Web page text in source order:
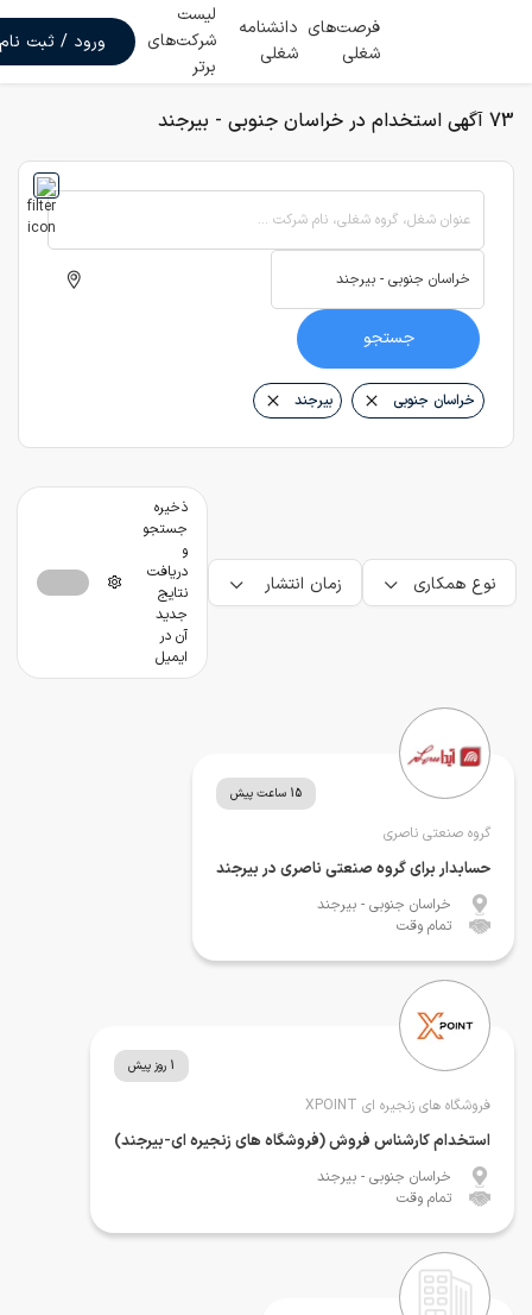
فرصت‌های
شغلی
دانشنامه
شغلی
لیست
شرکت‌های
برتر
ورود / ثبت نام
73 آگهی استخدام در خراسان جنوبی - بیرجند
عنوان شغل، گروه شغلی، نام شرکت ...
جستجو
خراسان جنوبی بیرجند
نوع همکاری زمان انتشار
ذخیره
جستجو
و
دریافت
نتایج
جدید
آن در
ایمیل
15 ساعت پیش
گروه صنعتی ناصری
حسابدار برای گروه صنعتی ناصری در بیرجند
خراسان جنوبی - بیرجند
تمام وقت
1 روز پیش
فروشگاه های زنجیره ای XPOINT
استخدام کارشناس فروش (فروشگاه های زنجیره ای-بیرجند)
خراسان جنوبی - بیرجند
تمام وقت